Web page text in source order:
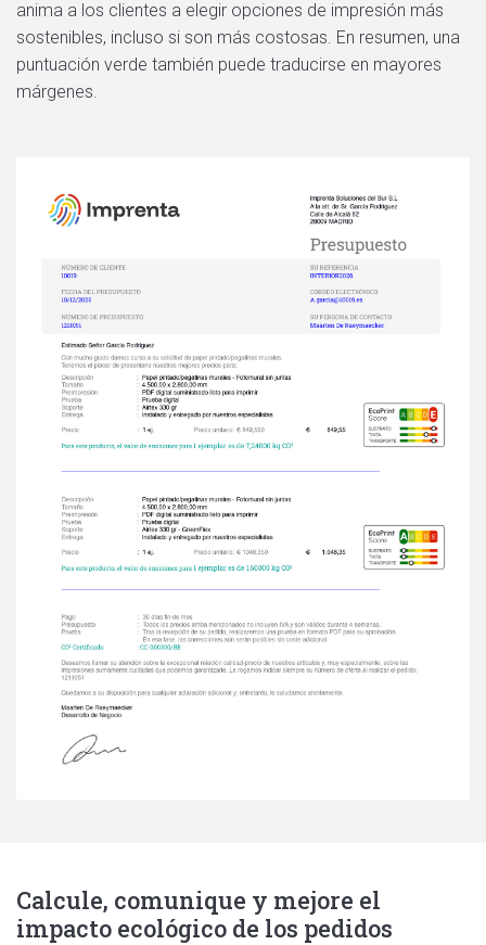
anima a los clientes a elegir opciones de impresión más
sostenibles, incluso si son más costosas. En resumen, una
puntuación verde también puede traducirse en mayores
márgenes.
Calcule, comunique y mejore el
impacto ecológico de los pedidos